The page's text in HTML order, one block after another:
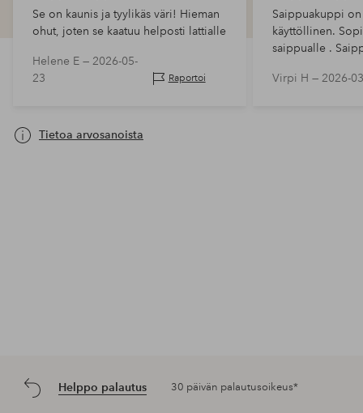
Se on kaunis ja tyylikäs väri! Hieman
ohut, joten se kaatuu helposti lattialle
Helene E — 2026-05-
23
Raportoi
Saippuakuppi
käyttöllinen.
saippualle .
Virpi H — 2026-
Tietoa arvosanoista
Helppo palautus 30 päivän palautusoikeus*